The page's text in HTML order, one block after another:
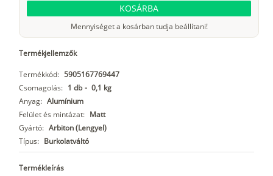
KOSÁRBA
Mennyiséget a kosárban tudja beállítani!
Termékjellemzők
Termékkód: 5905167769447
Csomagolás: 1 db - 0,1 kg
Anyag: Alumínium
Felület és mintázat: Matt
Gyártó: Arbiton (Lengyel)
Típus: Burkolatváltó
Termékleírás